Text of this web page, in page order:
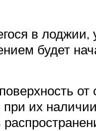
в
будет
их